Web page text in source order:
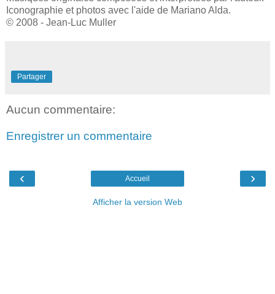
Iconographie et photos avec l'aide de Mariano Alda.
© 2008 - Jean-Luc Muller
Partager
Aucun commentaire:
Enregistrer un commentaire
‹ ›
Accueil
Afficher la version Web